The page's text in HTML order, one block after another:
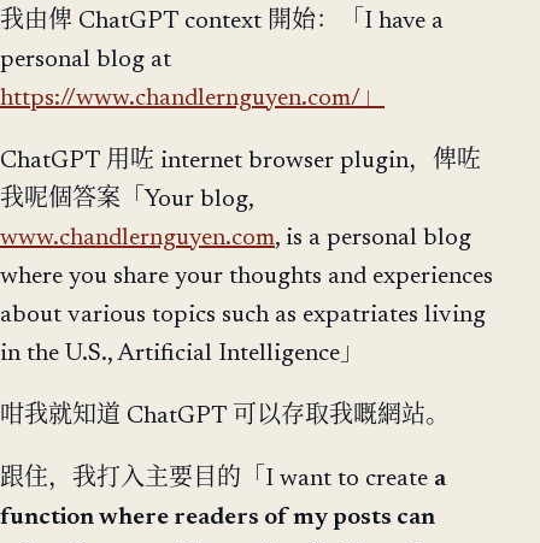
我由俾 ChatGPT context 開始：「I have a
personal blog at
https://www.chandlernguyen.com/」
ChatGPT 用咗 internet browser plugin，俾咗
我呢個答案「Your blog,
www.chandlernguyen.com, is a personal blog
where you share your thoughts and experiences
about various topics such as expatriates living
in the U.S., Artificial Intelligence」
咁我就知道 ChatGPT 可以存取我嘅網站。
跟住，我打入主要目的「I want to create a
function where readers of my posts can